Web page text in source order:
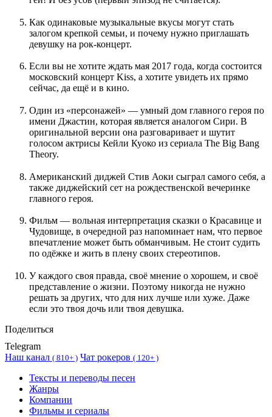
Как одинаковые музыкальные вкусы могут стать
залогом крепкой семьи, и почему нужно приглашать
девушку на рок-концерт.
Если вы не хотите ждать мая 2017 года, когда состоится
московский концерт Kiss, а хотите увидеть их прямо
сейчас, да ещё и в кино.
Один из «персонажей» — умный дом главного героя по
имени Джастин, которая является аналогом Сири. В
оригинальной версии она разговаривает и шутит
голосом актрисы Кейли Куоко из сериала The Big Bang
Theory.
Американский диджей Стив Аоки сыграл самого себя, а
также диджейский сет на рождественской вечеринке
главного героя.
Фильм — вольная интерпретация сказки о Красавице и
Чудовище, в очередной раз напоминает нам, что первое
впечатление может быть обманчивым. Не стоит судить
по одёжке и жить в плену своих стереотипов.
У каждого своя правда, своё мнение о хорошем, и своё
представление о жизни. Поэтому никогда не нужно
решать за других, что для них лучше или хуже. Даже
если это твоя дочь или твоя девушка.
Поделиться
Telegram
Наш канал ( 810+ ) Чат рокеров ( 120+ )
Тексты и переводы песен
Жанры
Компании
Фильмы и сериалы